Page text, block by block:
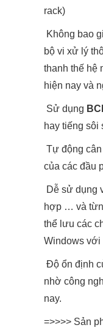
rack)
Không bao
bộ vi xử lý
thanh thế hệ
hiện nay và
Sử dụng
hay tiếng sôi
Tự động
của các đầu
Dễ sử dụng
hợp … và
thể lưu các
Windows với
Độ ổn định
nhờ công
nay.
=>>>> Sản